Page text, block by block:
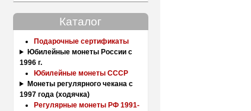
Каталог
Подарочные сертификаты
Юбилейные монеты России с
1996 г.
Юбилейные монеты СССР
Монеты регулярного чекана с
1997 года (ходячка)
Регулярные монеты РФ 1991-